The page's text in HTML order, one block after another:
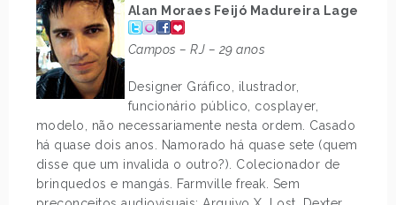
Alan Moraes Feijó Madureira Lage
Campos – RJ – 29 anos
Designer Gráfico, ilustrador,
funcionário público, cosplayer,
modelo, não necessariamente nesta ordem. Casado
há quase dois anos. Namorado há quase sete (quem
disse que um invalida o outro?). Colecionador de
brinquedos e mangás. Farmville freak. Sem